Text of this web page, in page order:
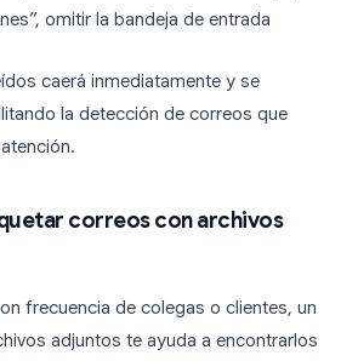
omitir la bandeja de entrada
caerá inmediatamente y se
la detección de correos que
correos con archivos
frecuencia de colegas o clientes, un
adjuntos te ayuda a encontrarlos